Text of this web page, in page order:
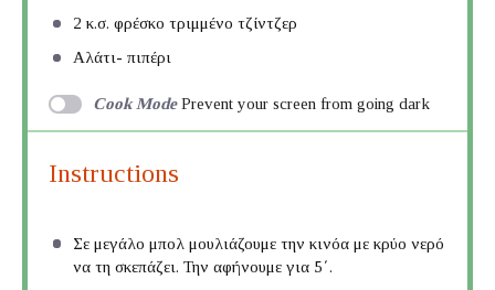
2 κ.σ. φρέσκο τριμμένο τζίντζερ
Αλάτι- πιπέρι
Cook Mode Prevent your screen from going dark
Instructions
Σε μεγάλο μπολ μουλιάζουμε την κινόα με κρύο νερό
να τη σκεπάζει. Την αφήνουμε για 5΄.